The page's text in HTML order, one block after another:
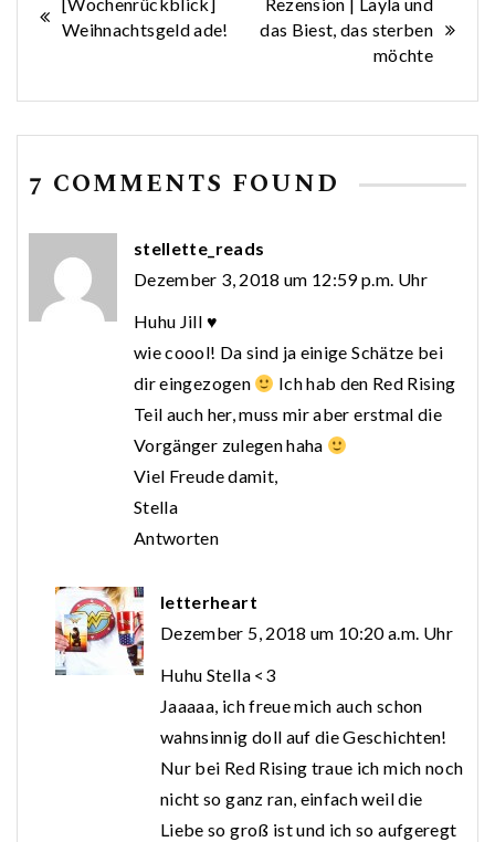
Beitragsnavigation
[Wochenrückblick]
Weihnachtsgeld ade!
Rezension | Layla und
das Biest, das sterben
möchte
7 COMMENTS FOUND
stellette_reads
Dezember 3, 2018 um 12:59 p.m. Uhr
Huhu Jill ♥
wie coool! Da sind ja einige Schätze bei
dir eingezogen
Ich hab den Red Rising
Teil auch her, muss mir aber erstmal die
Vorgänger zulegen haha
Viel Freude damit,
Stella
Antworten
letterheart
Dezember 5, 2018 um 10:20 a.m. Uhr
Huhu Stella <3
Jaaaaa, ich freue mich auch schon
wahnsinnig doll auf die Geschichten!
Nur bei Red Rising traue ich mich noch
nicht so ganz ran, einfach weil die
Liebe so groß ist und ich so aufgeregt